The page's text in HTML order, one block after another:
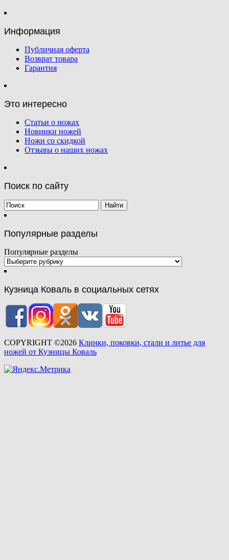
Информация
Публичная оферта
Возврат товара
Гарантия
Это интересно
Статьи о ножах
Новинки ножей
Ножи со скидкой
Отзывы о наших ножах
Поиск по сайту
Популярные разделы
Популярные разделы
Кузница Коваль в социальных сетях
COPYRIGHT ©2026 Клинки, поковки, стали и литье для
ножей от Кузницы Коваль